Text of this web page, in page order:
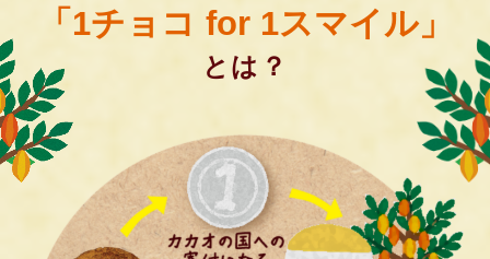
「1チョコ for 1スマイル」
とは？